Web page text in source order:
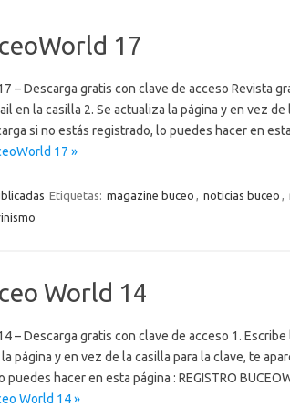
17
– Descarga gratis con clave de acceso Revista
en la casilla 2. Se actualiza la página y en vez
si no estás registrado, lo puedes hacer en
17 »
Etiquetas: magazine buceo , noticias buceo ,
World 14
– Descarga gratis con clave de acceso 1.
página y en vez de la casilla para la clave, te
hacer en esta página : REGISTRO
World 14 »